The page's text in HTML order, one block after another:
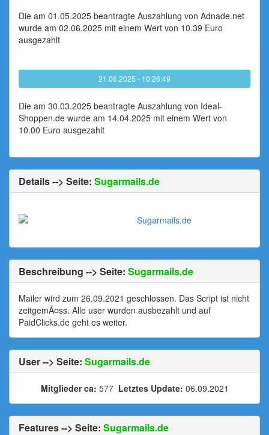
Die am 01.05.2025 beantragte Auszahlung von Adnade.net
wurde am 02.06.2025 mit einem Wert von 10.39 Euro
ausgezahlt
21.06.2025 - 10:26:49
Die am 30.03.2025 beantragte Auszahlung von Ideal-
Shoppen.de wurde am 14.04.2025 mit einem Wert von
10.00 Euro ausgezahlt
Details --> Seite: Sugarmails.de
Beschreibung --> Seite: Sugarmails.de
Mailer wird zum 26.09.2021 geschlossen. Das Script ist nicht
zeitgemÃ¤ss. Alle user wurden ausbezahlt und auf
PaidClicks.de geht es weiter.
User --> Seite: Sugarmails.de
Mitglieder ca: 577 Letztes Update: 06.09.2021
Features --> Seite: Sugarmails.de